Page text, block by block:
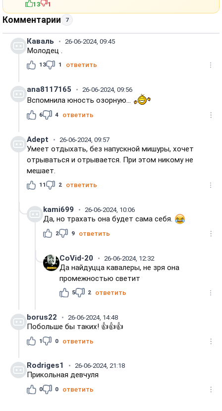
13 1
Комментарии 7
Каваль 26-06-2024, 09:45
Молодец .
13 1 ответить
ana8117165 26-06-2024, 09:56
Вспомнила юность озорную...
6 4 ответить
Adept 26-06-2024, 09:57
Умеет отдыхать, без напускной мишуры, хочет
отрываться и отрывается. При этом никому не
мешает.
11 2 ответить
kami699 26-06-2024, 10:06
Да, но трахать она будет сама себя.
2 9 ответить
CoVid-20 26-06-2024, 12:32
Да найдуцца кавалеры, не зря она
промежностью светит
5 2 ответить
borus22 26-06-2024, 14:48
Побольше бы таких! 👍👍👍
1 0 ответить
Rodriges1 26-06-2024, 21:18
Прикольная девчуля
0 0 ответить